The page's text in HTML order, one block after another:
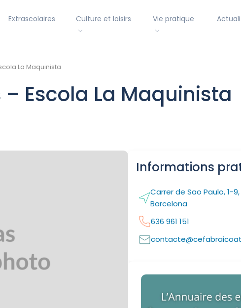
Extrascolaires Culture et loisirs Vie pratique
La Maquinista
Escola La Maquinista
Informations
Carrer de Sao Paulo, 1-
Barcelona
636 961 151